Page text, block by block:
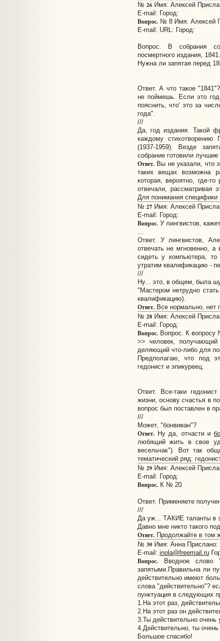
№ 26Имя: Алексей
E-mail: Город:
Вопрос.№ 8 Имя: Алексей
E-mail: URL: Город:
Вопрос. В собрания
посмертного издания, 1841.
Нужна ли запятая перед
Ответ. А что такое
не поймешь. Если это
пояснить, что' это за
года".
///
Да, год издания. Такой
каждому стихотворению
(1937-1959). Везде
собрание готовили
Ответ.Вы не указали, что
таких вещах возможна
которая, вероятно, где-
отвечали, рассматривая
Для понимания специфики
№ 27Имя: Алексей
E-mail: Город:
Вопрос.У лингвистов,
...
Ответ. У лингвистов,
отвечать не мгновенно,
сидеть у компьютера,
утратим квалификацию -
///
Ну... это, в общем, была
"Мастером нетрудно
квалификацию).
Ответ.Все нормально, нет
№ 28Имя: Алексей
E-mail: Город:
Вопрос.Вопрос. К вопросу
>> человек,
деляющий что-либо для
Предполагаю, что под
гедонист и эпикуреец.
Ответ. Все-таки
жизни, основу счастья в
вопрос был поставлен в
///
Может, "бонвиван"?
Ответ.Ну да, отчасти и
любящий жить в свое
весельчак"). Вот так
тематический ряд:
№ 29Имя: Алексей
E-mail: Город:
Вопрос.К № 20
Ответ. Применяете
///
Да уж... ТАКИЕ таланты в
Давно мне никто такого
Ответ.Продолжайте в том
№ 30Имя: Анна Прислано:
E-mail: inola@freemail.ru
Вопрос.Вводное слово
запятыми.Правильна ли
действительно имеют
слова "действительно"?
пунктуация в следующих
1.На этот раз,
2.На этот раз он
3.Ты действительно очень
4.Действительно, ты очень
Большое спасибо!